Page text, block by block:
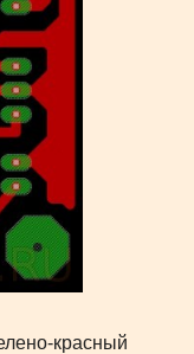
красный